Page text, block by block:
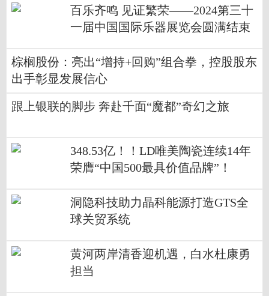
百乐齐鸣 见证繁荣——2024第三十
一届中国国际乐器展览会圆满结束
棕榈股份：亮出“增持+回购”组合拳，控股股东
出手彰显发展信心
跟上银联的脚步 奔赴千面“魔都”奇幻之旅
348.53亿！！LD唯美陶瓷连续14年
荣膺“中国500最具价值品牌”！
洞隐科技助力晶科能源打造GTS全
球关贸系统
黄河两岸清香迎机遇，白水杜康勇
担当